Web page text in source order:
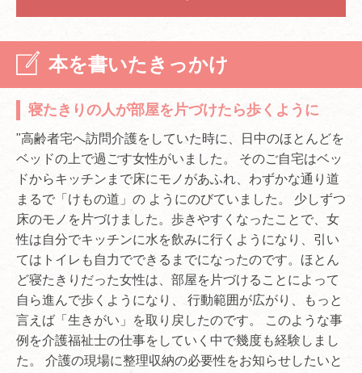
本を書いたきっかけ
寝たきりの人が部屋を片づけたら歩くように
"高齢者宅へ訪問介護をしていた時に、日中のほとんどを
ベッドの上で過ごす女性がいました。 そのご自宅はベッ
ドからキッチンまで床にモノがあふれ、わずかな通り道
まるで「けもの道」の ようにのびていました。 少しずつ
床のモノを片づけました。歩きやすくなったことで、女
性は自分でキッチンに水を飲みに行くようになり、引い
てはトイレも自力でできるまでになったのです。ほとん
ど寝たきりだった女性は、部屋を片づけることによって
自ら進んで歩くようになり、 行動範囲が広がり、もっと
言えば「生きがい」を取り戻したのです。 このような事
例を介護福祉士の仕事をしていく中で幾度も経験しまし
た。 介護の現場に整理収納の必要性をお知らせしたいと